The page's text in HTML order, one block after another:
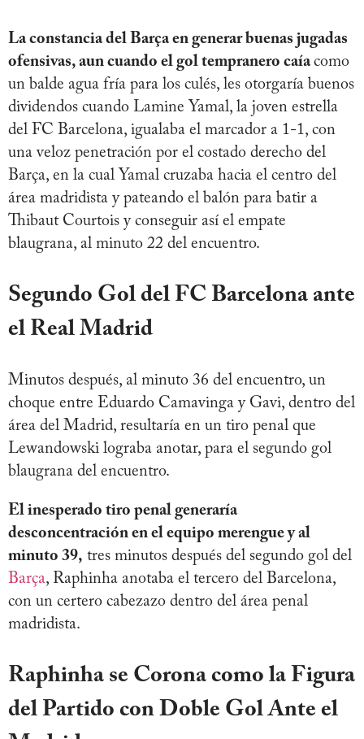
La constancia del Barça en generar buenas jugadas
ofensivas, aun cuando el gol tempranero caíacomo
un balde agua fría para los culés, les otorgaría buenos
dividendos cuando Lamine Yamal, la joven estrella
del FC Barcelona, igualaba el marcador a 1-1, con
una veloz penetración por el costado derecho del
Barça, en la cual Yamal cruzaba hacia el centro del
área madridista y pateando el balón para batir a
Thibaut Courtois y conseguir así el empate
blaugrana, al minuto 22 del encuentro.
Segundo Gol del FC Barcelona ante
el Real Madrid
Minutos después, al minuto 36 del encuentro, un
choque entre Eduardo Camavinga y Gavi, dentro del
área del Madrid, resultaría en un tiro penal que
Lewandowski lograba anotar, para el segundo gol
blaugrana del encuentro.
El inesperado tiro penal generaría
desconcentración en el equipo merengue y al
minuto 39, tres minutos después del segundo gol del
Barça, Raphinha anotaba el tercero del Barcelona,
con un certero cabezazo dentro del área penal
madridista.
Raphinha se Corona como la Figura
del Partido con Doble Gol Ante el